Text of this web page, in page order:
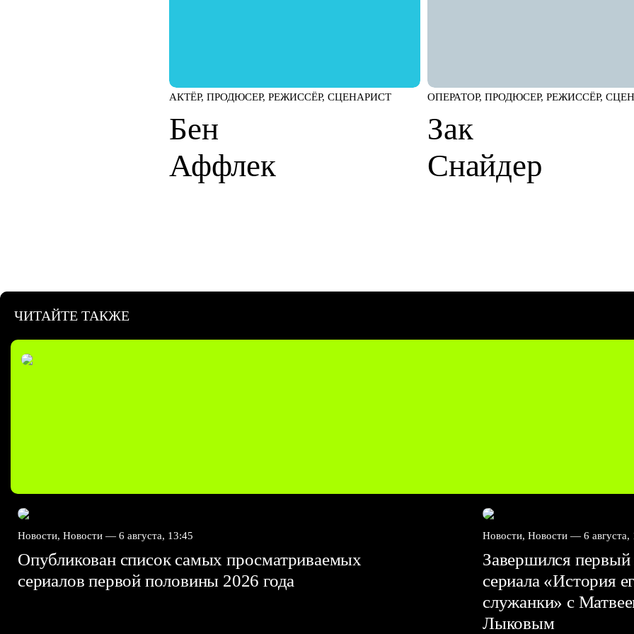
АКТЁР, ПРОДЮСЕР, РЕЖИССЁР, СЦЕНАРИСТ
Бен
Аффлек
ОПЕРАТОР, ПРОДЮСЕР, РЕЖИССЁР,
Зак
Снайдер
ЧИТАЙТЕ ТАКЖЕ
Новости, Новости — 6 августа, 13:45
Опубликован список самых просматриваемых
сериалов первой половины 2026 года
Новости, Новости — 6 августа,
Завершился первый
сериала «История
служанки» с
Лыковым